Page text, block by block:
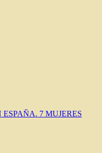
7 MUJERES